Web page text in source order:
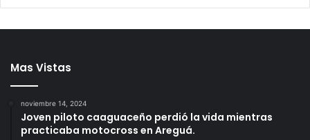
Mas Vistas
noviembre 14, 2024
Joven piloto caaguaceño perdió la vida mientras
practicaba motocross en Areguá.